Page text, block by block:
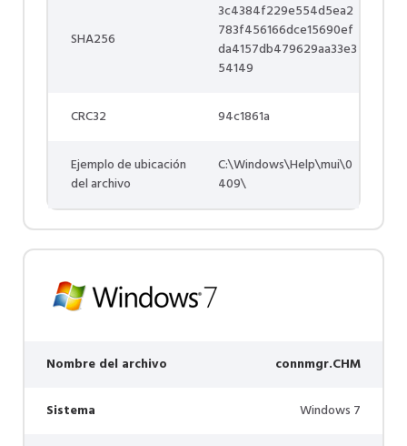
SHA256
3c4384f229e554d5ea2
783f456166dce15690ef
da4157db479629aa33e3
54149
CRC32 94c1861a
Ejemplo de ubicación
del archivo
C:\Windows\Help\mui\0
409\
Nombre del archivo connmgr.CHM
Sistema Windows 7